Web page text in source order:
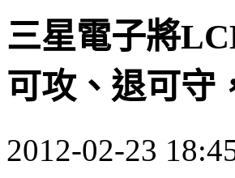
三星電子將
可攻、退可守
2012-02-23